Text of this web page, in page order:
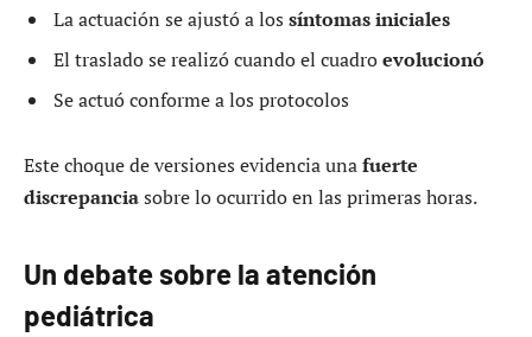
La actuación se ajustó a los síntomas iniciales
El traslado se realizó cuando el cuadroevolucionó
Se actuó conforme a los protocolos
Este choque de versiones evidencia unafuerte
discrepanciasobre lo ocurrido en las primeras horas.
Un debate sobre la atención
pediátrica